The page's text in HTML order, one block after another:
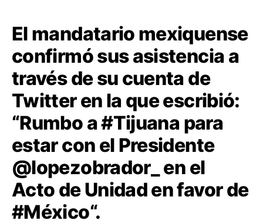
El mandatario mexiquense
confirmó sus asistencia a
través de su cuenta de
Twitter en la que escribió:
“Rumbo a#Tijuana para
estar con el Presidente
@lopezobrador_ en el
Acto de Unidad en favor de
#México“.